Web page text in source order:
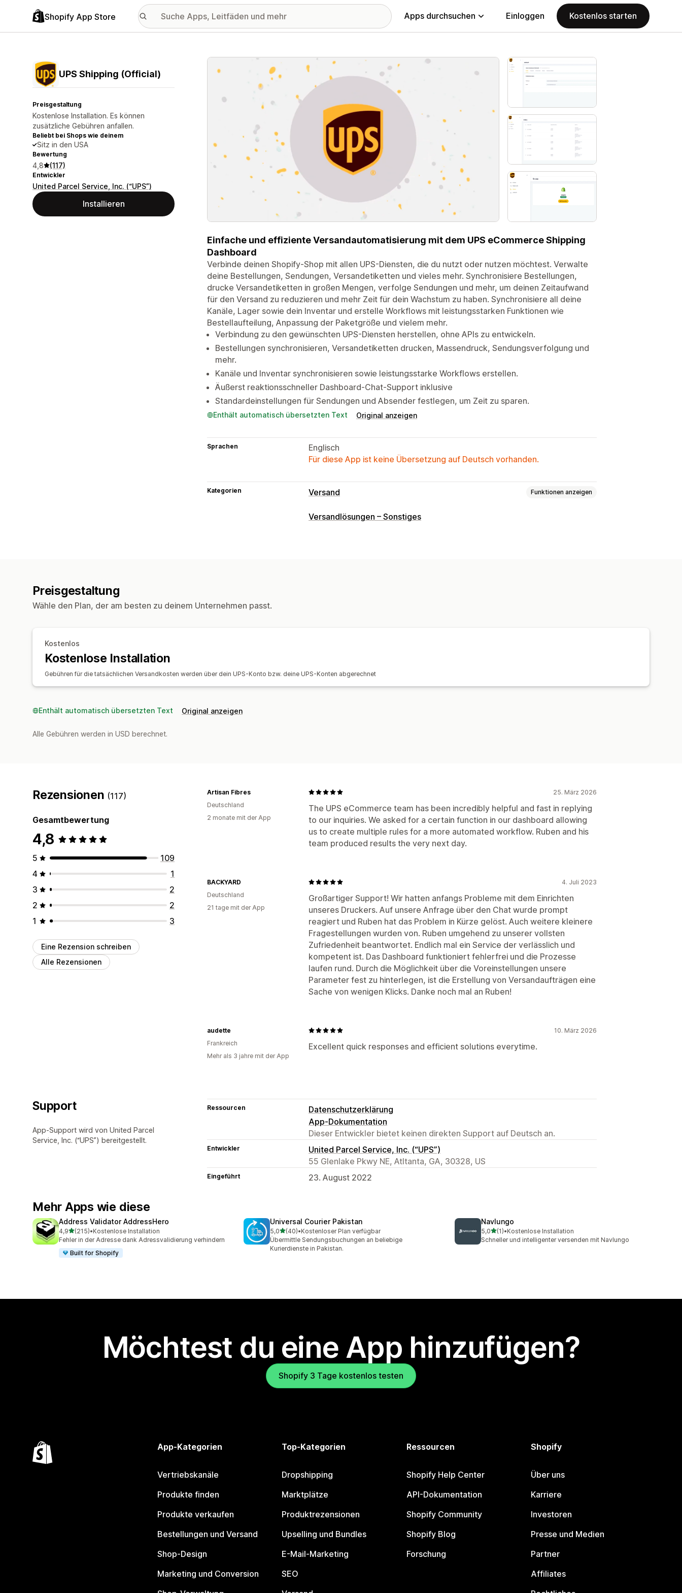
Shopify App Store Apps durchsuchen Einloggen Kostenlos starten
UPS Shipping (Official)
Preisgestaltung
Kostenlose Installation. Es können
zusätzliche Gebühren anfallen.
Beliebt bei Shops wie deinem
Sitz in den USA
Bewertung
4,8 (117)
Entwickler
United Parcel Service, Inc. (“UPS”)
Installieren
Vorgestellte Bildergalerie
Einfache und effiziente Versandautomatisierung mit dem UPS eCommerce Shipping
Dashboard
Verbinde deinen Shopify-Shop mit allen UPS-Diensten, die du nutzt oder nutzen möchtest. Verwalte
deine Bestellungen, Sendungen, Versandetiketten und vieles mehr. Synchronisiere Bestellungen,
drucke Versandetiketten in großen Mengen, verfolge Sendungen und mehr, um deinen Zeitaufwand
für den Versand zu reduzieren und mehr Zeit für dein Wachstum zu haben. Synchronisiere all deine
Kanäle, Lager sowie dein Inventar und erstelle Workflows mit leistungsstarken Funktionen wie
Bestellaufteilung, Anpassung der Paketgröße und vielem mehr.
Verbindung zu den gewünschten UPS-Diensten herstellen, ohne APIs zu entwickeln.
Bestellungen synchronisieren, Versandetiketten drucken, Massendruck, Sendungsverfolgung und
mehr.
Kanäle und Inventar synchronisieren sowie leistungsstarke Workflows erstellen.
Äußerst reaktionsschneller Dashboard-Chat-Support inklusive
Standardeinstellungen für Sendungen und Absender festlegen, um Zeit zu sparen.
Enthält automatisch übersetzten Text Original anzeigen
Sprachen
Englisch
Für diese App ist keine Übersetzung auf Deutsch vorhanden.
Kategorien Versand Funktionen anzeigen
Etiketten und Verpackung
Versandlösungen – Sonstiges
Preisgestaltung
Wähle den Plan, der am besten zu deinem Unternehmen passt.
Kostenlos
Kostenlose Installation
Gebühren für die tatsächlichen Versandkosten werden über dein UPS-Konto bzw. deine UPS-Konten abgerechnet
Enthält automatisch übersetzten Text Original anzeigen
Alle Gebühren werden in USD berechnet.
Rezensionen (117)
Gesamtbewertung
4,8
5
109
4
1
3
2
2
2
1
3
Eine Rezension schreiben
Alle Rezensionen
25. März 2026
The UPS eCommerce team has been incredibly helpful and fast in replying
to our inquiries. We asked for a certain function in our dashboard allowing
us to create multiple rules for a more automated workflow. Ruben and his
team produced results the very next day.
Artisan Fibres
Deutschland
2 monate mit der App
4. Juli 2023
Großartiger Support! Wir hatten anfangs Probleme mit dem Einrichten
unseres Druckers. Auf unsere Anfrage über den Chat wurde prompt
reagiert und Ruben hat das Problem in Kürze gelöst. Auch weitere kleinere
Fragestellungen wurden von. Ruben umgehend zu unserer vollsten
Zufriedenheit beantwortet. Endlich mal ein Service der verlässlich und
kompetent ist. Das Dashboard funktioniert fehlerfrei und die Prozesse
laufen rund. Durch die Möglichkeit über die Voreinstellungen unsere
Parameter fest zu hinterlegen, ist die Erstellung von Versandaufträgen eine
Sache von wenigen Klicks. Danke noch mal an Ruben!
BACKYARD
Deutschland
21 tage mit der App
10. März 2026
Excellent quick responses and efficient solutions everytime.
audette
Frankreich
Mehr als 3 jahre mit der App
Support
App-Support wird von United Parcel
Service, Inc. (“UPS”) bereitgestellt.
Ressourcen
Datenschutzerklärung
App-Dokumentation
Dieser Entwickler bietet keinen direkten Support auf Deutsch an.
Entwickler
United Parcel Service, Inc. (“UPS”)
55 Glenlake Pkwy NE, Atltanta, GA, 30328, US
Eingeführt 23. August 2022
Mehr Apps wie diese
Address Validator AddressHero
4,9von 5 Sternen
(215)
215 Rezensionen insgesamt
•Kostenlose Installation
Fehler in der Adresse dank Adressvalidierung verhindern
Built for Shopify
Universal Courier Pakistan
5,0von 5 Sternen
(40)
40 Rezensionen insgesamt
•Kostenloser Plan verfügbar
Übermittle Sendungsbuchungen an beliebige
Kurierdienste in Pakistan.
Navlungo
5,0von 5 Sternen
(1)
1 Rezensionen insgesamt
•Kostenlose Installation
Schneller und intelligenter versenden mit Navlungo
Möchtest du eine App hinzufügen?
Shopify 3 Tage kostenlos testen
App-Kategorien
Vertriebskanäle
Produkte finden
Produkte verkaufen
Bestellungen und Versand
Shop-Design
Marketing und Conversion
Top-Kategorien
Dropshipping
Marktplätze
Produktrezensionen
Upselling und Bundles
E-Mail-Marketing
SEO
Ressourcen
Shopify Help Center
API-Dokumentation
Shopify Community
Shopify Blog
Forschung
Shopify
Über uns
Karriere
Investoren
Presse und Medien
Partner
Affiliates